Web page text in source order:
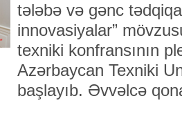
tələbə və gənc
innovasiyalar”
texniki konfransının
Azərbaycan Texniki
başlayıb. Əvvəlcə